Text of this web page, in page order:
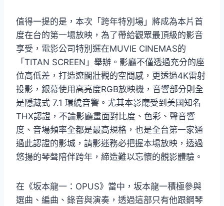
值得一提的是，本次「跨年特別場」將成為本片首
度在台的第一場放映，為了帶給觀眾最頂級的影音
享受，電影公司特別選在MUVIE CINEMAS的
「TITAN SCREEN」舉辦。影廳不僅透過充分的座
位高低差，打造遼闊壯觀的空間感，更透過4K雷射
投影，銀幕使用高亮度RGB放映機，音響部分則全
是隱藏式 7.1 環繞音響。尤其本影廳受到美國知名
THX認證，不論影廳畫面對比度、色彩、聲音響
度、音場頻率全都是最高規格，也是全台第一家通
過此認證的影城，請影迷務必把握本場放映，透過
悠揚的琴聲陪伴跨年，締造難以忘懷的觀影體驗。
在《坂本龍一：OPUS》當中，坂本龍一積極參與
選曲、編曲、錄音與演奏，透過這部只有他跟鋼琴